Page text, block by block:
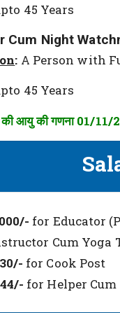
45 Years
Cum Night
: A Person with
45 Years
आयु की गणना 01/11/
for Educator
Cum Yoga
for Cook Post
for Helper